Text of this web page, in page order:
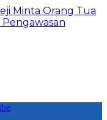
Minta Orang Tua